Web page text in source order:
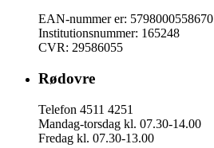
EAN-nummer er: 5798000558670
Institutionsnummer: 165248
CVR: 29586055
Rødovre
Telefon 4511 4251
Mandag-torsdag kl. 07.30-14.00
Fredag kl. 07.30-13.00